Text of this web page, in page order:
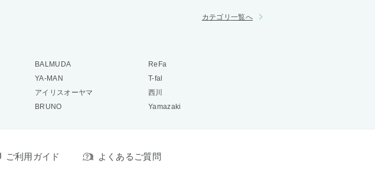
カテゴリ一覧へ
BALMUDA
ReFa
YA-MAN
T-fal
アイリスオーヤマ
西川
BRUNO Yamazaki
ご利用ガイド よくあるご質問